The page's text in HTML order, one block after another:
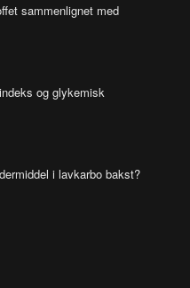
sammenlignet med
og glykemisk
i lavkarbo bakst?